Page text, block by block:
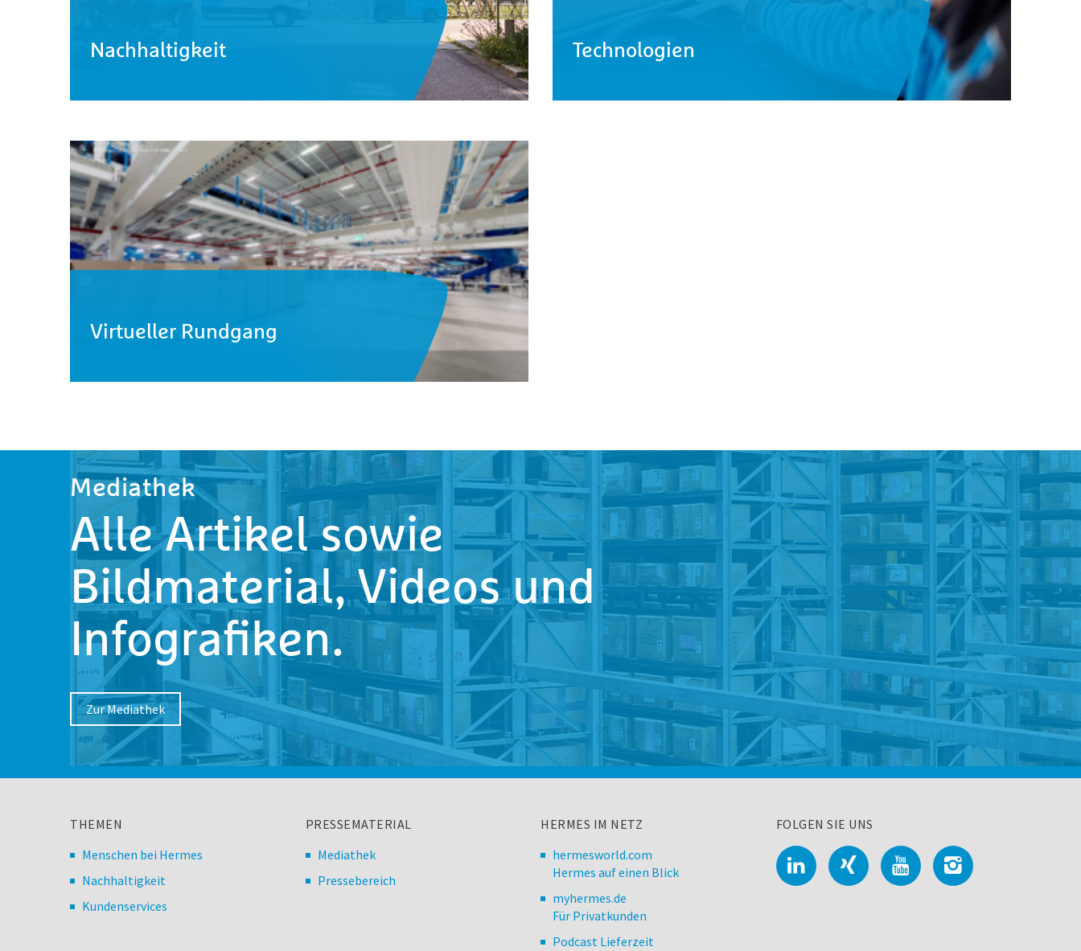
Nachhaltigkeit Technologien
Virtueller Rundgang
Mediathek
Alle Artikel sowie
Bildmaterial, Videos und
Infografiken.
Zur Mediathek
THEMEN
Menschen bei Hermes
Nachhaltigkeit
Kundenservices
PRESSEMATERIAL
Mediathek
Pressebereich
HERMES IM NETZ
hermesworld.com
Hermes auf einen Blick
myhermes.de
Für Privatkunden
Podcast Lieferzeit
FOLGEN SIE UNS